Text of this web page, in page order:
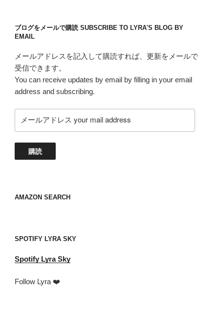
ブログをメールで購読 SUBSCRIBE TO LYRA'S BLOG BY
EMAIL
メールアドレスを記入して購読すれば、更新をメールで
受信できます。
You can receive updates by email by filling in your email
address and subscribing.
ー
ド
your
購読
AMAZON SEARCH
SPOTIFY LYRA SKY
Spotify Lyra Sky
Follow Lyra ❤️